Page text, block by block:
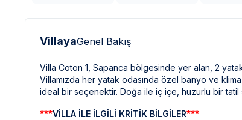
VillayaGenel Bakış
Villa Coton 1, Sapanca bölgesinde yer alan, 2
Villamızda her yatak odasında özel banyo ve
ideal bir seçenektir. Doğa ile iç içe, huzurlu bir tatil
***VİLLA İLE İLGİLİ KRİTİK BİLGİLER***